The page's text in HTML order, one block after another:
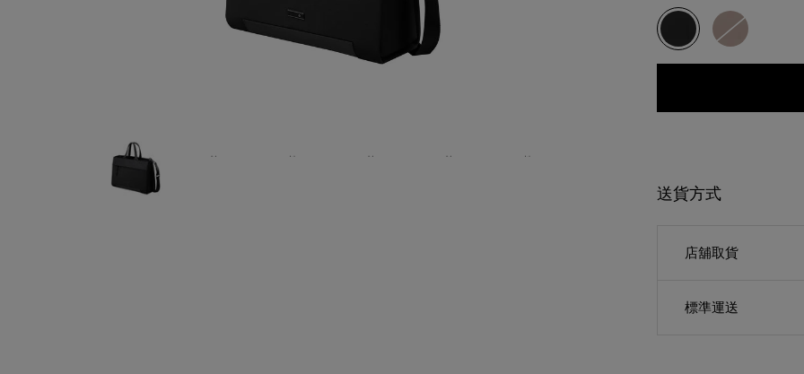
送貨方式
店舖取貨
標準運送